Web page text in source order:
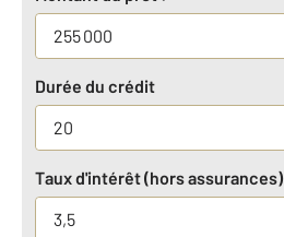
Durée du crédit
Taux d'intérêt (hors assurances)